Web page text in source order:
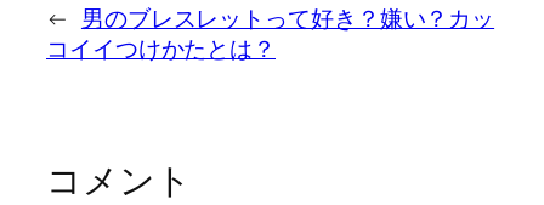
← 男のブレスレットって好き？嫌い？カッ
コイイつけかたとは？
コメント